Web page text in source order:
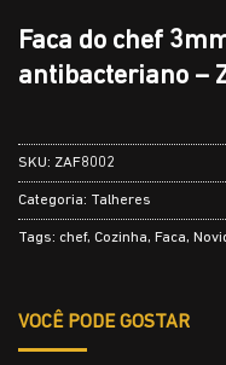
Faca do chef
antibacteriano –
SKU: ZAF8002
Categoria: Talheres
Tags: chef, Cozinha, Faca,
VOCÊ PODE GOSTAR